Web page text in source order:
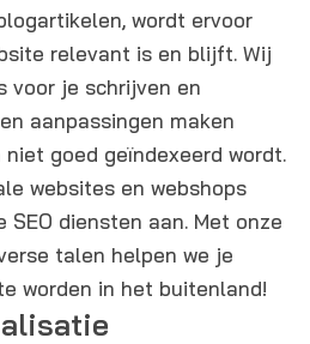
wordt ervoor
relevant is en blijft. Wij
voor je schrijven en
aanpassingen maken
goed geïndexeerd wordt.
websites en webshops
SEO diensten aan. Met onze
talen helpen we je
worden in het buitenland!